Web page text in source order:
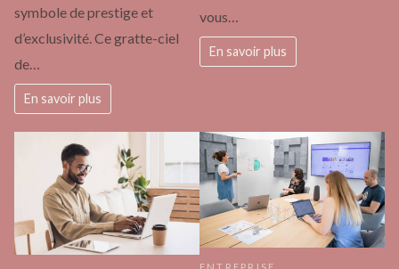
symbole de prestige et
d’exclusivité. Ce gratte-ciel
de…
En savoir plus
vous…
En savoir plus